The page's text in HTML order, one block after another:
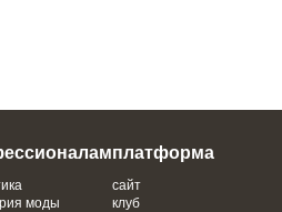
моды
платформа
сайт
клуб